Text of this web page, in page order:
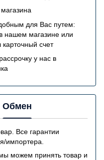
для Вас путем:
нашем магазине или
счет
у нас в
Обмен
Все гарантии
импортера.
можем принять товар и